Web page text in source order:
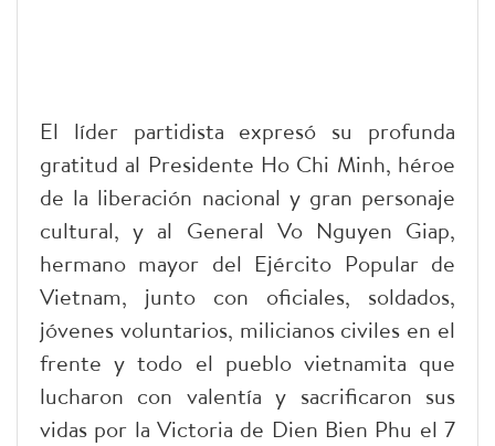
El líder partidista expresó su profunda
gratitud al Presidente Ho Chi Minh, héroe
de la liberación nacional y gran personaje
cultural, y al General Vo Nguyen Giap,
hermano mayor del Ejército Popular de
Vietnam, junto con oficiales, soldados,
jóvenes voluntarios, milicianos civiles en el
frente y todo el pueblo vietnamita que
lucharon con valentía y sacrificaron sus
vidas por la Victoria de Dien Bien Phu el 7